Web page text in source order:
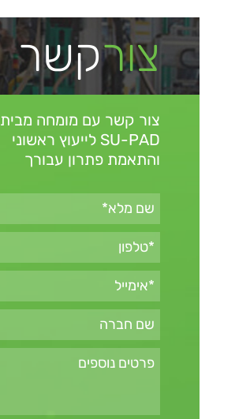
צורקשר
צור קשר עם מומחה מבית
SU-PAD לייעוץ ראשוני
והתאמת פתרון עבורך